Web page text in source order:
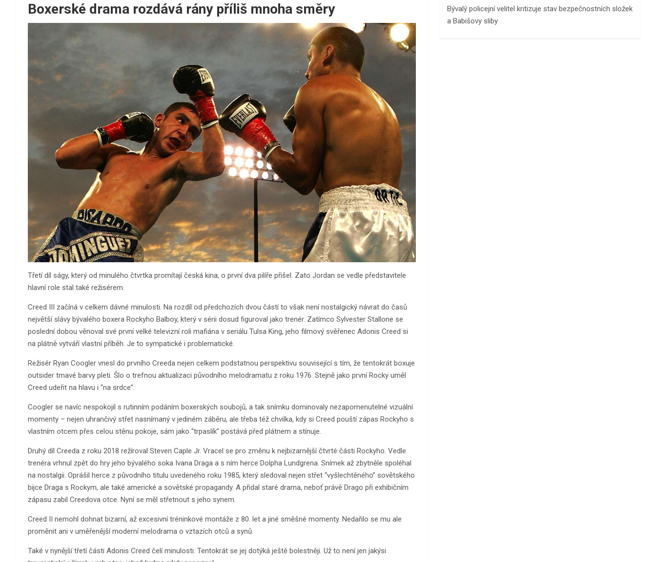
Boxerské drama rozdává rány příliš mnoha směry
Třetí díl ságy, který od minulého čtvrtka promítají česká kina, o první dva pilíře přišel. Zato Jordan se vedle představitele
hlavní role stal také režisérem.
Creed III začíná v celkem dávné minulosti. Na rozdíl od předchozích dvou částí to však není nostalgický návrat do časů
největší slávy bývalého boxera Rockyho Balboy, který v sérii dosud figuroval jako trenér. Zatímco Sylvester Stallone se
poslední dobou věnoval své první velké televizní roli mafiána v seriálu Tulsa King, jeho filmový svěřenec Adonis Creed si
na plátně vytváří vlastní příběh. Je to sympatické i problematické.
Režisér Ryan Coogler vnesl do prvního Creeda nejen celkem podstatnou perspektivu související s tím, že tentokrát boxuje
outsider tmavé barvy pleti. Šlo o trefnou aktualizaci původního melodramatu z roku 1976. Stejně jako první Rocky uměl
Creed udeřit na hlavu i “na srdce”.
Coogler se navíc nespokojil s rutinním podáním boxerských soubojů, a tak snímku dominovaly nezapomenutelné vizuální
momenty – nejen uhrančivý střet nasnímaný v jediném záběru, ale třeba též chvilka, kdy si Creed pouští zápas Rockyho s
vlastním otcem přes celou stěnu pokoje, sám jako “trpaslík” postává před plátnem a stínuje.
Druhý díl Creeda z roku 2018 režíroval Steven Caple Jr. Vracel se pro změnu k nejbizarnější čtvrté části Rockyho. Vedle
trenéra vrhnul zpět do hry jeho bývalého soka Ivana Draga a s ním herce Dolpha Lundgrena. Snímek až zbytněle spoléhal
na nostalgii. Oprášil herce z původního titulu uvedeného roku 1985, který sledoval nejen střet “vyšlechtěného” sovětského
bijce Draga s Rockym, ale také americké a sovětské propagandy. A přidal staré drama, neboť právě Drago při exhibičním
zápasu zabil Creedova otce. Nyní se měl střetnout s jeho synem.
Creed II nemohl dohnat bizarní, až excesivní tréninkové montáže z 80. let a jiné směšné momenty. Nedařilo se mu ale
proměnit ani v uměřenější moderní melodrama o vztazích otců a synů.
Také v nynější třetí části Adonis Creed čelí minulosti. Tentokrát se jej dotýká ještě bolestněji. Už to není jen jakýsi
Bývalý policejní velitel kritizuje stav bezpečnostních složek
a Babišovy sliby